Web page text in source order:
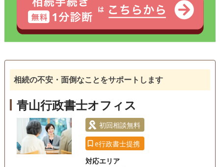
相続の不安・面倒なことをサポートします
青山行政書士オフィス
初回相談無料
e行政書士提携
対応エリア